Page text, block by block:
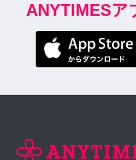
ANYTIMESア